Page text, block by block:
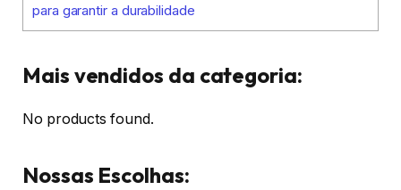
para garantir a durabilidade
Mais vendidos da categoria:
No products found.
Nossas Escolhas: